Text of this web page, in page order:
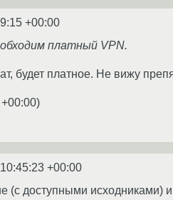
+00:00
платный VPN.
будет платное. Не вижу
)
+00:00
(с доступными исходниками)